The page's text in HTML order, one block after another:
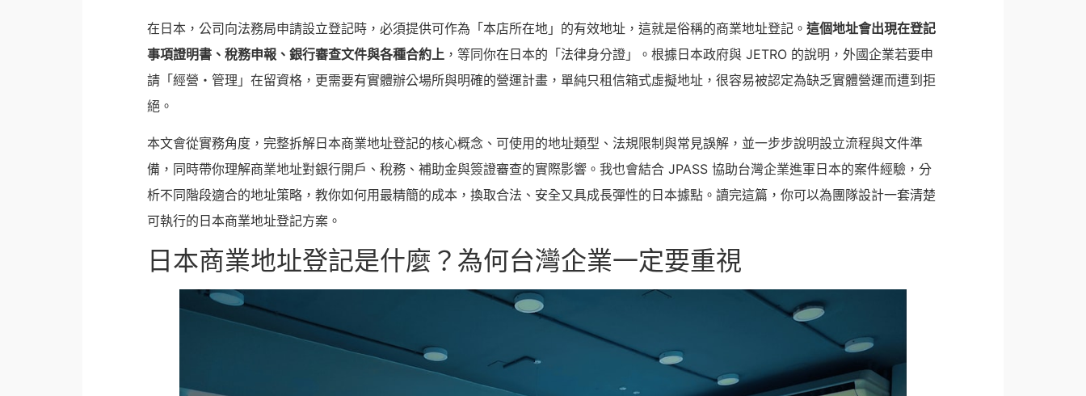
在日本，公司向法務局申請設立登記時，必須提供可作為「本店所在地」的有效地址，這就是俗稱的商業地址登記。 這個地址會出現在登記
事項證明書、稅務申報、銀行審查文件與各種合約上 ，等同你在日本的「法律身分證」。根據日本政府與 JETRO 的說明，外國企業若要申
請「經營・管理」在留資格，更需要有實體辦公場所與明確的營運計畫，單純只租信箱式虛擬地址，很容易被認定為缺乏實體營運而遭到拒
絕。
本文會從實務角度，完整拆解日本商業地址登記的核心概念、可使用的地址類型、法規限制與常見誤解，並一步步說明設立流程與文件準
備，同時帶你理解商業地址對銀行開戶、稅務、補助金與簽證審查的實際影響。我也會結合 JPASS 協助台灣企業進軍日本的案件經驗，分
析不同階段適合的地址策略，教你如何用最精簡的成本，換取合法、安全又具成長彈性的日本據點。讀完這篇，你可以為團隊設計一套清楚
可執行的日本商業地址登記方案。
日本商業地址登記是什麼？為何台灣企業一定要重視